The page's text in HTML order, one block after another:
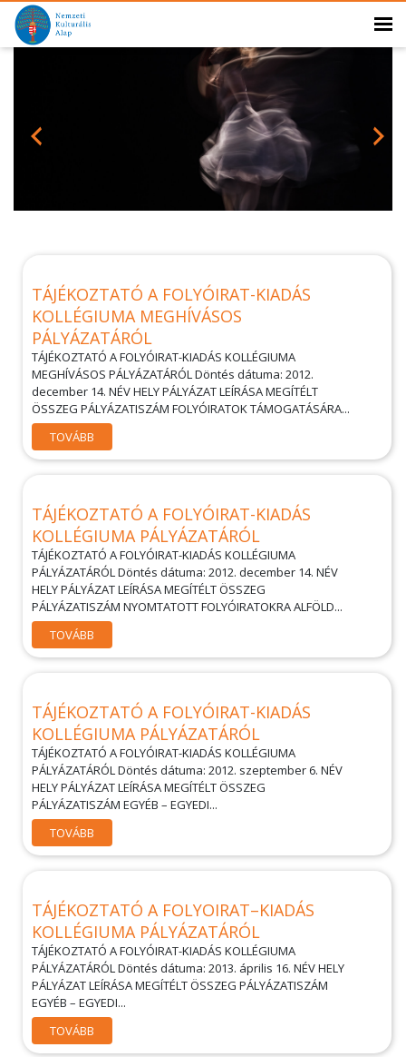
TÁJÉKOZTATÓ A FOLYÓIRAT-KIADÁS
KOLLÉGIUMA MEGHÍVÁSOS
PÁLYÁZATÁRÓL
TÁJÉKOZTATÓ A FOLYÓIRAT-KIADÁS KOLLÉGIUMA
MEGHÍVÁSOS PÁLYÁZATÁRÓL Döntés dátuma: 2012.
december 14. NÉV HELY PÁLYÁZAT LEÍRÁSA MEGÍTÉLT
ÖSSZEG PÁLYÁZATISZÁM FOLYÓIRATOK TÁMOGATÁSÁRA...
TOVÁBB
TÁJÉKOZTATÓ A FOLYÓIRAT-KIADÁS
KOLLÉGIUMA PÁLYÁZATÁRÓL
TÁJÉKOZTATÓ A FOLYÓIRAT-KIADÁS KOLLÉGIUMA
PÁLYÁZATÁRÓL Döntés dátuma: 2012. december 14. NÉV
HELY PÁLYÁZAT LEÍRÁSA MEGÍTÉLT ÖSSZEG
PÁLYÁZATISZÁM NYOMTATOTT FOLYÓIRATOKRA ALFÖLD...
TOVÁBB
TÁJÉKOZTATÓ A FOLYÓIRAT-KIADÁS
KOLLÉGIUMA PÁLYÁZATÁRÓL
TÁJÉKOZTATÓ A FOLYÓIRAT-KIADÁS KOLLÉGIUMA
PÁLYÁZATÁRÓL Döntés dátuma: 2012. szeptember 6. NÉV
HELY PÁLYÁZAT LEÍRÁSA MEGÍTÉLT ÖSSZEG
PÁLYÁZATISZÁM EGYÉB – EGYEDI...
TOVÁBB
TÁJÉKOZTATÓ A FOLYOIRAT–KIADÁS
KOLLÉGIUMA PÁLYÁZATÁRÓL
TÁJÉKOZTATÓ A FOLYÓIRAT-KIADÁS KOLLÉGIUMA
PÁLYÁZATÁRÓL Döntés dátuma: 2013. április 16. NÉV HELY
PÁLYÁZAT LEÍRÁSA MEGÍTÉLT ÖSSZEG PÁLYÁZATISZÁM
EGYÉB – EGYEDI...
TOVÁBB